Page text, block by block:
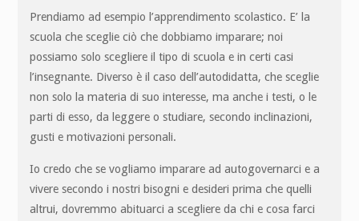
Prendiamo ad esempio l’apprendimento scolastico. E’ la
scuola che sceglie ciò che dobbiamo imparare; noi
possiamo solo scegliere il tipo di scuola e in certi casi
l’insegnante. Diverso è il caso dell’autodidatta, che sceglie
non solo la materia di suo interesse, ma anche i testi, o le
parti di esso, da leggere o studiare, secondo inclinazioni,
gusti e motivazioni personali.
Io credo che se vogliamo imparare ad autogovernarci e a
vivere secondo i nostri bisogni e desideri prima che quelli
altrui, dovremmo abituarci a scegliere da chi e cosa farci